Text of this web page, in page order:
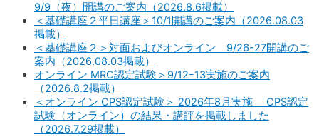
9/9（夜）開講のご案内（2026.8.6掲載）
＜基礎講座２平日講座＞10/1開講のご案内（2026.08.03
掲載）
＜基礎講座２＞対面およびオンライン 9/26-27開講のご
案内（2026.08.03掲載）
オンライン MRC認定試験＞9/12ｰ13実施のご案内
（2026.8.2掲載）
＜オンライン CPS認定試験＞ 2026年8月実施 CPS認定
試験（オンライン）の結果・講評を掲載しました
（2026.7.29掲載）